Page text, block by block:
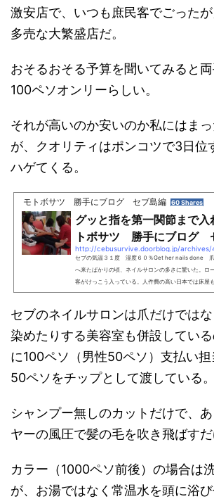
激安店で、いつも庶民客でごった
多売な大繁盛店だ。
おそるおそる予算を聞いてみると
100ペソオンリーらしい。
それが高いのか安いのか私にはま
が、クオリティはポンコツで3日位
ハゲてくる。
モトボサツ 勝手にブログ セブ島編 60 Shares
グッと指を第一関節まで入
トボサツ 勝手にブログ
http://cebusurvive.doorblog.jp/archives/
セブの気温３１度 湿度６０％Get her nails done 爪
へ来たばかりの頃、ネイルサロンの多さに驚いた。ロ
客がけっこう入っている。人件費の高い日本では床屋
らうと結構な料金になる。汚れた足
セブのネイルサロンは爪だけでは
染めたりする美容室も併設してい
に100ペソ（男性50ペソ）支払い
50ペソをチップとして渡している。
シャンプー無しのカットだけで、
ヤーの風圧で髪の毛を吹き飛ばすだ
カラー（1000ペソ前後）の場合は
が、お湯ではなく常温水を頭に浴び